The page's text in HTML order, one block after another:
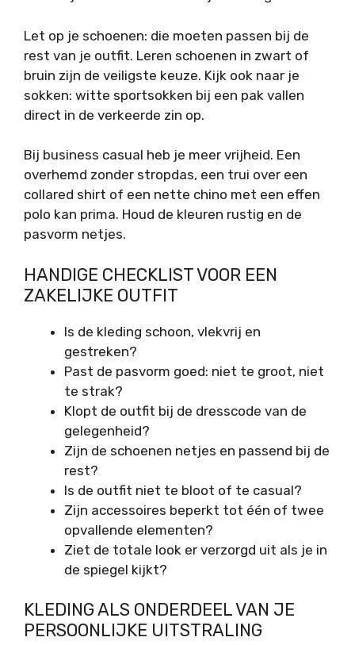
Let op je schoenen: die moeten passen bij de
rest van je outfit. Leren schoenen in zwart of
bruin zijn de veiligste keuze. Kijk ook naar je
sokken: witte sportsokken bij een pak vallen
direct in de verkeerde zin op.
Bij business casual heb je meer vrijheid. Een
overhemd zonder stropdas, een trui over een
collared shirt of een nette chino met een effen
polo kan prima. Houd de kleuren rustig en de
pasvorm netjes.
HANDIGE CHECKLIST VOOR EEN
ZAKELIJKE OUTFIT
Is de kleding schoon, vlekvrij en
gestreken?
Past de pasvorm goed: niet te groot, niet
te strak?
Klopt de outfit bij de dresscode van de
gelegenheid?
Zijn de schoenen netjes en passend bij de
rest?
Is de outfit niet te bloot of te casual?
Zijn accessoires beperkt tot één of twee
opvallende elementen?
Ziet de totale look er verzorgd uit als je in
de spiegel kijkt?
KLEDING ALS ONDERDEEL VAN JE
PERSOONLIJKE UITSTRALING